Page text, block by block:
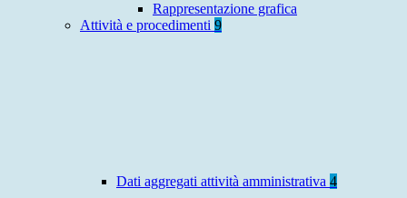
Rappresentazione grafica
Attività e procedimenti 9
Dati aggregati attività amministrativa 4